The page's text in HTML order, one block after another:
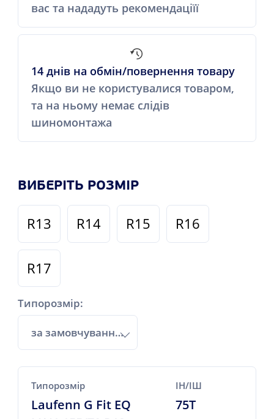
вас та нададуть рекомендаціїї
14 днів на обмін/повернення товару
Якщо ви не користувалися товаром,
та на ньому немає слідів
шиномонтажа
ВИБЕРІТЬ РОЗМІР
R13 R14 R15 R16
R17
Типорозмір:
за замовчуванням
Типорозмір
Laufenn G Fit EQ
ІН/ІШ
75T